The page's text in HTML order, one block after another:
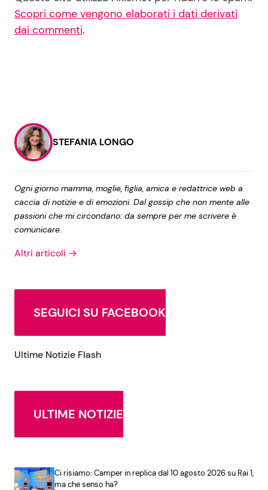
Scopri come vengono elaborati i dati derivati
dai commenti.
STEFANIA LONGO
Ogni giorno mamma, moglie, figlia, amica e redattrice web a
caccia di notizie e di emozioni. Dal gossip che non mente alle
passioni che mi circondano: da sempre per me scrivere è
comunicare.
Altri articoli →
SEGUICI SU FACEBOOK
Ultime Notizie Flash
ULTIME NOTIZIE
Ci risiamo: Camper in replica dal 10 agosto 2026 su Rai 1,
ma che senso ha?